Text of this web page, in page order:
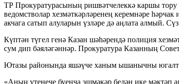
ТР Прокуратурасының ришвәтчелеккә каршы тору
ведомстволар хезмәткәрләренең керемнәре
акчага сатып алуларын үзләре дә аңлата алмый.
Күптән түгел генә Казан шәһәрендә полиция
сум дип бәяләгәннәр. Прокуратура Казанның
Ютазы районында яшәүче ханым ышанычны югалту
«Аның үтенече буенча эшмәкәр белән ике мәктәп